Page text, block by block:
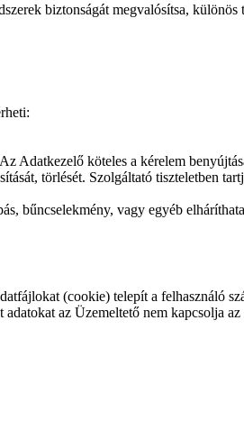
biztonságát megvalósítsa,
Adatkezelő köteles a kérelem
törlését. Szolgáltató tiszteletben
bűncselekmény, vagy egyéb
(cookie) telepít a felhasználó
az Üzemeltető nem kapcsolja